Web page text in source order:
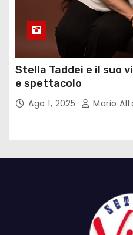
Stella Taddei e il suo
e spettacolo
Ago 1, 2025 Mario